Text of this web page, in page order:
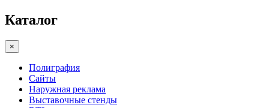
Каталог
×
Полиграфия
Сайты
Наружная реклама
Выставочные стенды